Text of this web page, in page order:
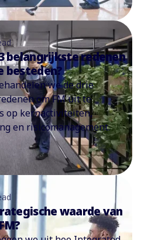
belangrijkste redenen
besteden?
we de drie
om FM uit te
op kernactiviteiten,
en risicomanagement.
waarde van